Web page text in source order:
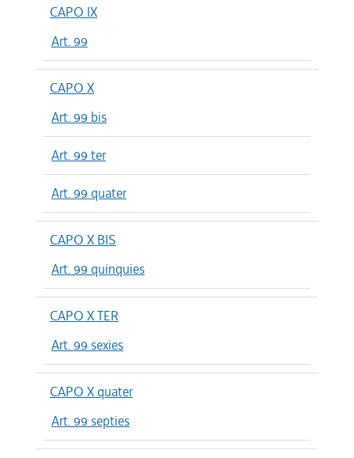
CAPO IX
Art. 99
CAPO X
Art. 99 bis
Art. 99 ter
Art. 99 quater
CAPO X BIS
Art. 99 quinquies
CAPO X TER
Art. 99 sexies
CAPO X quater
Art. 99 septies